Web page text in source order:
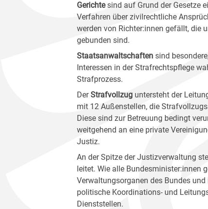
Gerichtesind auf Grund der Gesetze
Verfahren über zivilrechtliche
werden von Richter:innen gefällt, die
gebunden sind.
Staatsanwaltschaften sind
Interessen in der Strafrechtspflege
Strafprozess.
DerStrafvollzug untersteht der
mit 12 Außenstellen, die
Diese sind zur Betreuung bedingt
weitgehend an eine private
Justiz.
An der Spitze der Justizverwaltung
leitet. Wie alle Bundesminister:innen
Verwaltungsorganen des Bundes
politische Koordinations- und
Dienststellen.